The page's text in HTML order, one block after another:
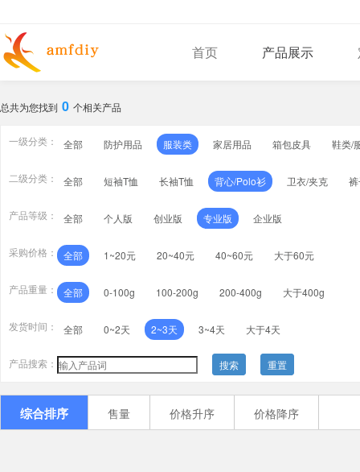
首页 产品展示
总共为您找到 0 个相关产品
一级分类： 全部 防护用品 服装类 家居用品 箱包皮具 鞋类/
二级分类： 全部 短袖T恤 长袖T恤 背心/Polo衫 卫衣/夹克
产品等级： 全部 个人版 创业版 专业版 企业版
采购价格： 全部 1~20元 20~40元 40~60元 大于60元
产品重量： 全部 0-100g 100-200g 200-400g 大于400g
发货时间： 全部 0~2天 2~3天 3~4天 大于4天
产品搜索： 搜索 重置
综合排序 售量 价格升序 价格降序